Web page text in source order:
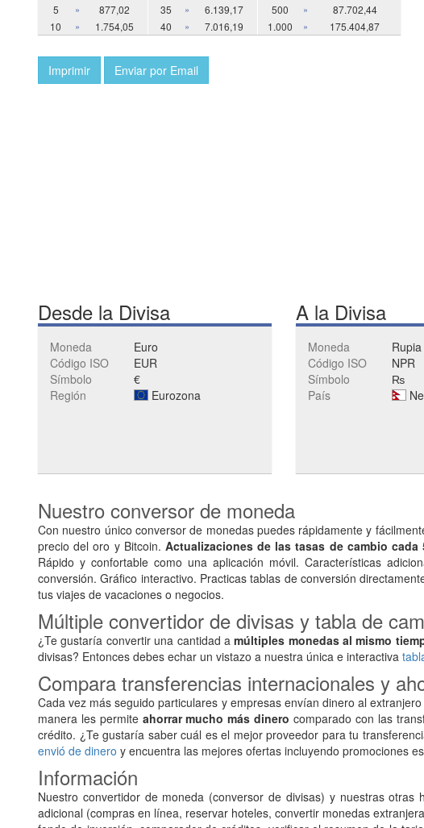
5
» 877,02 35 » 6.139,17 500 »
87.702,44
10
» 1.754,05 40 » 7.016,19 1.000 » 175.404,87
Imprimir Enviar por Email
Desde la Divisa
Moneda
Euro
Código ISO
EUR
Símbolo
€
Región
Eurozona
A la Divisa
Moneda
Código ISO
NPR
Símbolo
₨
País
Nuestro conversor de moneda
Con nuestro único conversor de monedas puedes rápidamente y
precio del oro y Bitcoin. Actualizaciones de las tasas de cambio cada
Rápido y confortable como una aplicación móvil. Características
conversión. Gráfico interactivo. Practicas tablas de conversión
tus viajes de vacaciones o negocios.
Múltiple convertidor de divisas y tabla de
¿Te gustaría convertir una cantidad amúltiples monedas al mismo
divisas? Entonces debes echar un vistazo a nuestra única e interactiva
Compara transferencias internacionales y
Cada vez más seguido particulares y empresas envían dinero al
manera les permite ahorrar mucho más dinero comparado con las
crédito. ¿Te gustaría saber cuál es el mejor proveedor para tu
envió de dinero y encuentra las mejores ofertas incluyendo promociones
Información
Nuestro convertidor de moneda (conversor de divisas) y nuestras
adicional (compras en línea, reservar hoteles, convertir monedas